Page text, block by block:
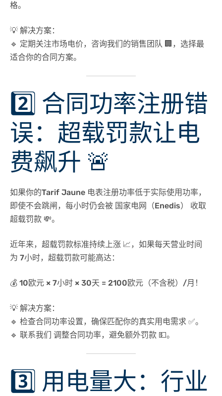
格。
💡 解决方案：
🔹 定期关注市场电价，咨询我们的销售团队 🏢，选择最
适合你的合同方案。
2️⃣ 合同功率注册错
误：超载罚款让电
费飙升 🚨
如果你的Tarif Jaune 电表注册功率低于实际使用功率，
即使不会跳闸，每小时仍会被 国家电网（Enedis）
收取
超载罚款 💸。
近年来，超载罚款标准持续上涨 📈，如果每天营业时间
为 7小时，超载罚款可能高达：
💰 10欧元 × 7小时 × 30天 = 2100欧元（不含税）/月！
💡 解决方案：
🔹 检查合同功率设置，确保匹配你的真实用电需求 ✅。
🔹 联系我们 调整合同功率，避免额外罚款 💵。
3️⃣ 用电量大：行业